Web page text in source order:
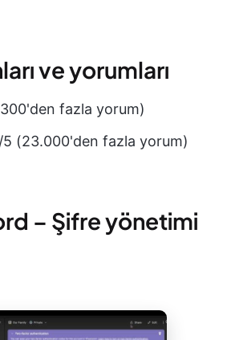
ve yorumları
fazla yorum)
5 (23.000'den fazla yorum)
– Şifre yönetimi